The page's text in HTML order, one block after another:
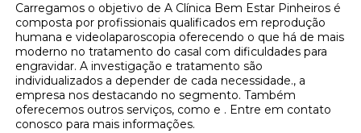
Carregamos o objetivo de A Clínica Bem Estar Pinheiros é
composta por profissionais qualificados em reprodução
humana e videolaparoscopia oferecendo o que há de mais
moderno no tratamento do casal com dificuldades para
engravidar. A investigação e tratamento são
individualizados a depender de cada necessidade., a
empresa nos destacando no segmento. Também
oferecemos outros serviços, como e . Entre em contato
conosco para mais informações.